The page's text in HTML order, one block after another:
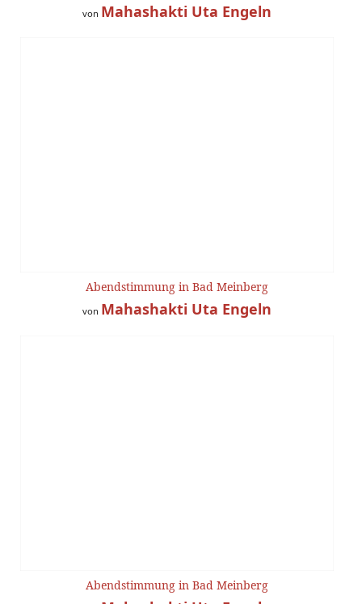
von Mahashakti Uta Engeln
Abendstimmung in Bad Meinberg
von Mahashakti Uta Engeln
Abendstimmung in Bad Meinberg